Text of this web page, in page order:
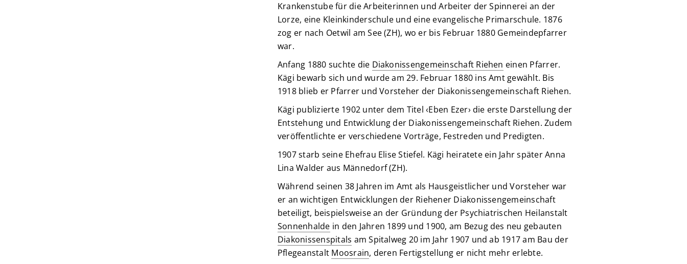
Krankenstube für die Arbeiterinnen und Arbeiter der Spinnerei an der
Lorze, eine Kleinkinderschule und eine evangelische Primarschule. 1876
zog er nach Oetwil am See (ZH), wo er bis Februar 1880 Gemeindepfarrer
war.
Anfang 1880 suchte die Diakonissengemeinschaft Riehen einen Pfarrer.
Kägi bewarb sich und wurde am 29. Februar 1880 ins Amt gewählt. Bis
1918 blieb er Pfarrer und Vorsteher der Diakonissengemeinschaft Riehen.
Kägi publizierte 1902 unter dem Titel ‹Eben Ezer› die erste Darstellung der
Entstehung und Entwicklung der Diakonissengemeinschaft Riehen. Zudem
veröffentlichte er verschiedene Vorträge, Festreden und Predigten.
1907 starb seine Ehefrau Elise Stiefel. Kägi heiratete ein Jahr später Anna
Lina Walder aus Männedorf (ZH).
Während seinen 38 Jahren im Amt als Hausgeistlicher und Vorsteher war
er an wichtigen Entwicklungen der Riehener Diakonissengemeinschaft
beteiligt, beispielsweise an der Gründung der Psychiatrischen Heilanstalt
Sonnenhalde in den Jahren 1899 und 1900, am Bezug des neu gebauten
Diakonissenspitals am Spitalweg 20 im Jahr 1907 und ab 1917 am Bau der
Pflegeanstalt Moosrain, deren Fertigstellung er nicht mehr erlebte.